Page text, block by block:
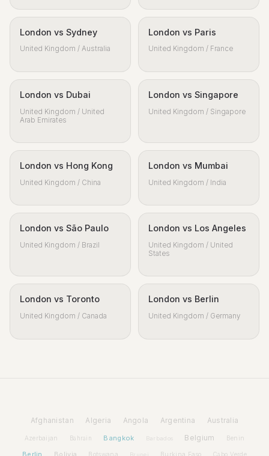
London vs Sydney
United Kingdom / Australia
London vs Paris
United Kingdom / France
London vs Dubai
United Kingdom / United
Arab Emirates
London vs Singapore
United Kingdom / Singapore
London vs Hong Kong
United Kingdom / China
London vs Mumbai
United Kingdom / India
London vs São Paulo
United Kingdom / Brazil
London vs Los Angeles
United Kingdom / United
States
London vs Toronto
United Kingdom / Canada
London vs Berlin
United Kingdom / Germany
Afghanistan Algeria Angola Argentina Australia
Azerbaijan Bahrain Bangkok Barbados Belgium Benin
Botswana Burkina Faso